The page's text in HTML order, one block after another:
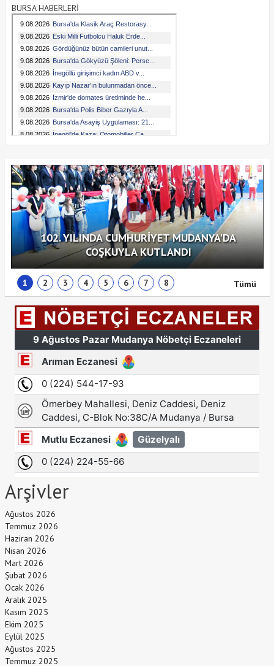
BURSA HABERLERİ
Tümü
102. YILINDA CUMHURİYET MUDANYA'DA
COŞKUYLA KUTLANDI
1 2 3 4 5 6 7 8
Arşivler
Ağustos 2026
Temmuz 2026
Haziran 2026
Nisan 2026
Mart 2026
Şubat 2026
Ocak 2026
Aralık 2025
Kasım 2025
Ekim 2025
Eylül 2025
Ağustos 2025
Temmuz 2025